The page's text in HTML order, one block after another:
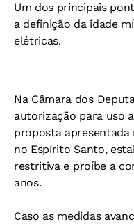
Um dos principais
a definição da idade
elétricas.
Na Câmara dos
autorização para uso
proposta apresentada
no Espírito Santo,
restritiva e proíbe a
anos.
Caso as medidas